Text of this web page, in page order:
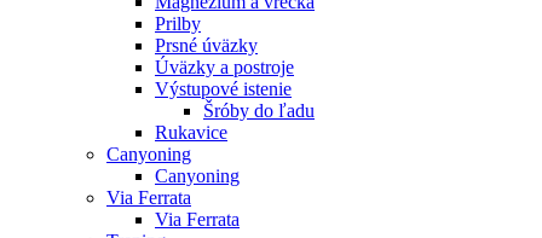
Prilby
Prsné úväzky
Úväzky a postroje
Výstupové istenie
Šróby do ľadu
Rukavice
Canyoning
Canyoning
Via Ferrata
Via Ferrata